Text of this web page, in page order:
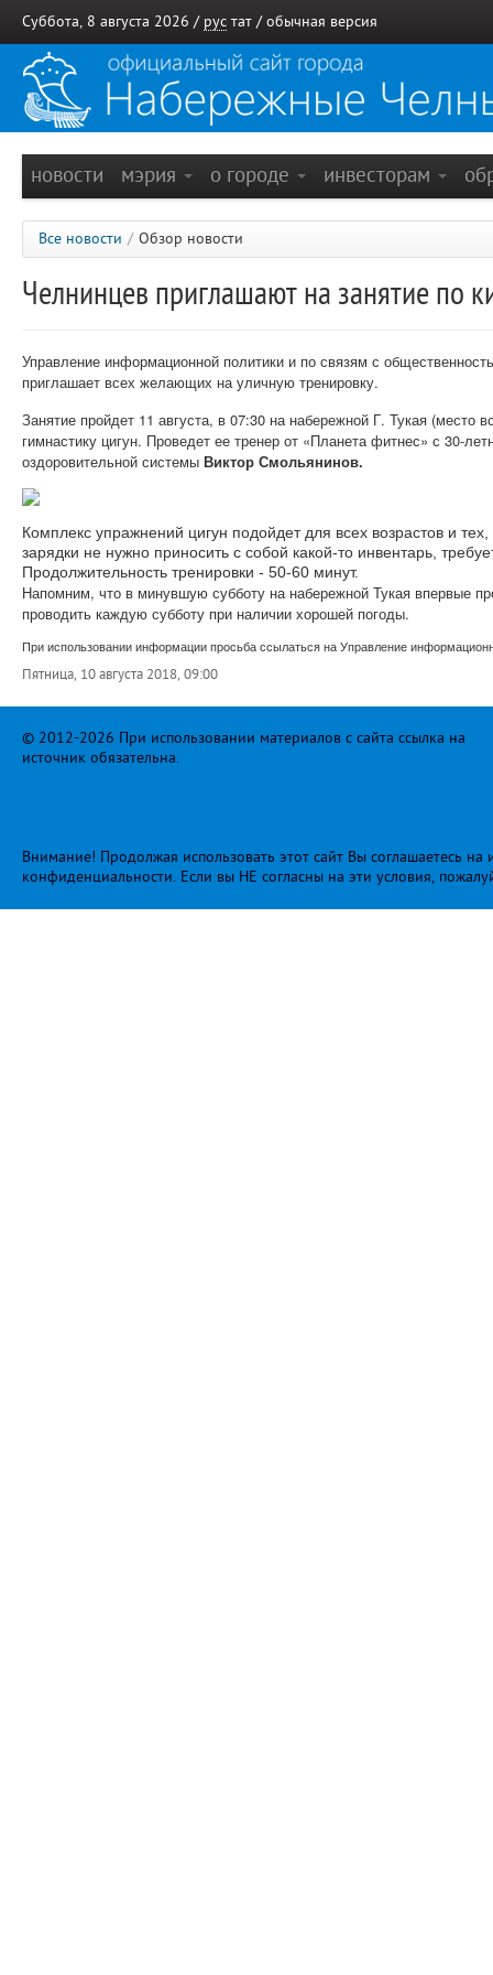
Суббота, 8 августа 2026 / рус тат / обычная версия
новости мэрия о городе инвесторам
Все новости / Обзор новости
Челнинцев приглашают на занятие по
Управление информационной политики и по связям с
приглашает всех желающих на уличную тренировку.
Занятие пройдет 11 августа, в 07:30 на набережной Г. Тукая (место
гимнастику цигун. Проведет ее тренер от «Планета фитнес» с 30-
оздоровительной системы Виктор Смольянинов.
Комплекс упражнений цигун подойдет для всех возрастов и
зарядки не нужно приносить с собой какой-то инвентарь,
Продолжительность тренировки - 50-60 минут.
Напомним, что в минувшую субботу на набережной Тукая впервые
проводить каждую субботу при наличии хорошей погоды.
При использовании информации просьба ссылаться на Управление
Пятница, 10 августа 2018, 09:00
© 2012-2026 При использовании материалов с сайта ссылка на
источник обязательна.
Внимание! Продолжая использовать этот сайт Вы соглашаетесь
конфиденциальности. Если вы НЕ согласны на эти условия,